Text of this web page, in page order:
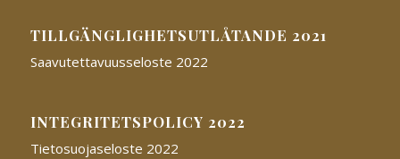
TILLGÄNGLIGHETSUTLÅTANDE 2021
Saavutettavuusseloste 2022
INTEGRITETSPOLICY 2022
Tietosuojaseloste 2022